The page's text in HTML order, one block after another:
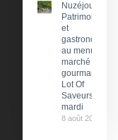
Nuzéjouls :
Patrimoine
et
gastronomie
au menu du
marché
gourmand
Lot Of
Saveurs ce
mardi
8 août 2026